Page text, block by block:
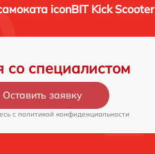
iconBIT Kick
со специалистом
Оставить заявку
c политикой конфиденциальности